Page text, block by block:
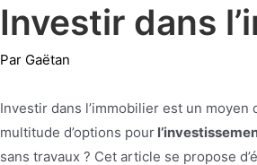
Investir dans
Par Gaëtan
Investir dans l’immobilier est un
multitude d’options pour
sans travaux ? Cet article se propose